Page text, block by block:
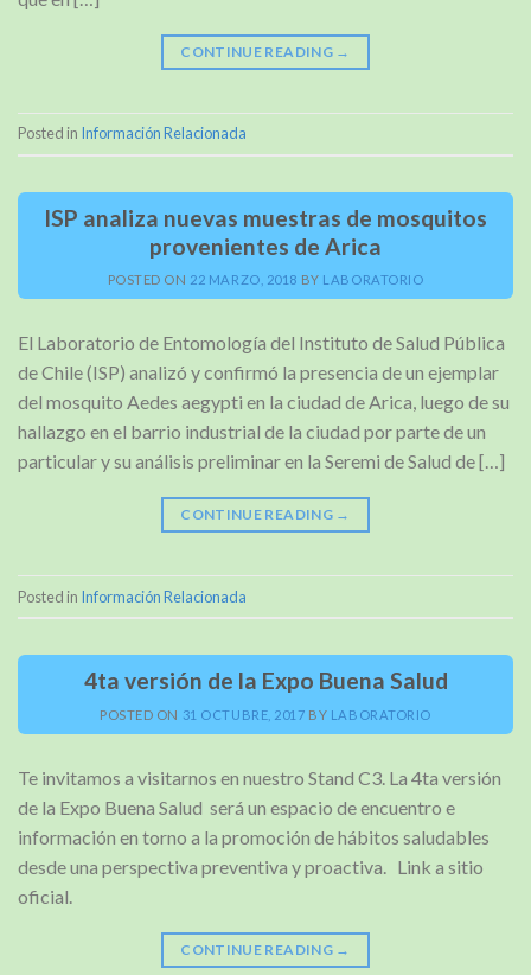
CONTINUE READING →
Posted in Información Relacionada
ISP analiza nuevas muestras de mosquitos
provenientes de Arica
POSTED ON 22 MARZO, 2018 BY LABORATORIO
El Laboratorio de Entomología del Instituto de Salud Pública
de Chile (ISP) analizó y confirmó la presencia de un ejemplar
del mosquito Aedes aegypti en la ciudad de Arica, luego de su
hallazgo en el barrio industrial de la ciudad por parte de un
particular y su análisis preliminar en la Seremi de Salud de […]
CONTINUE READING →
Posted in Información Relacionada
4ta versión de la Expo Buena Salud
POSTED ON 31 OCTUBRE, 2017 BY LABORATORIO
Te invitamos a visitarnos en nuestro Stand C3. La 4ta versión
de la Expo Buena Salud será un espacio de encuentro e
información en torno a la promoción de hábitos saludables
desde una perspectiva preventiva y proactiva. Link a sitio
oficial.
CONTINUE READING →